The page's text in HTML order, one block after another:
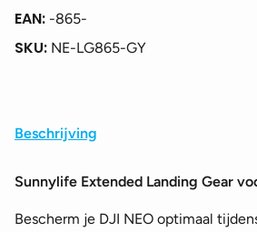
EAN: -865-
SKU: NE-LG865-GY
Beschrijving
Sunnylife Extended Landing Gear
Bescherm je DJI NEO optimaal